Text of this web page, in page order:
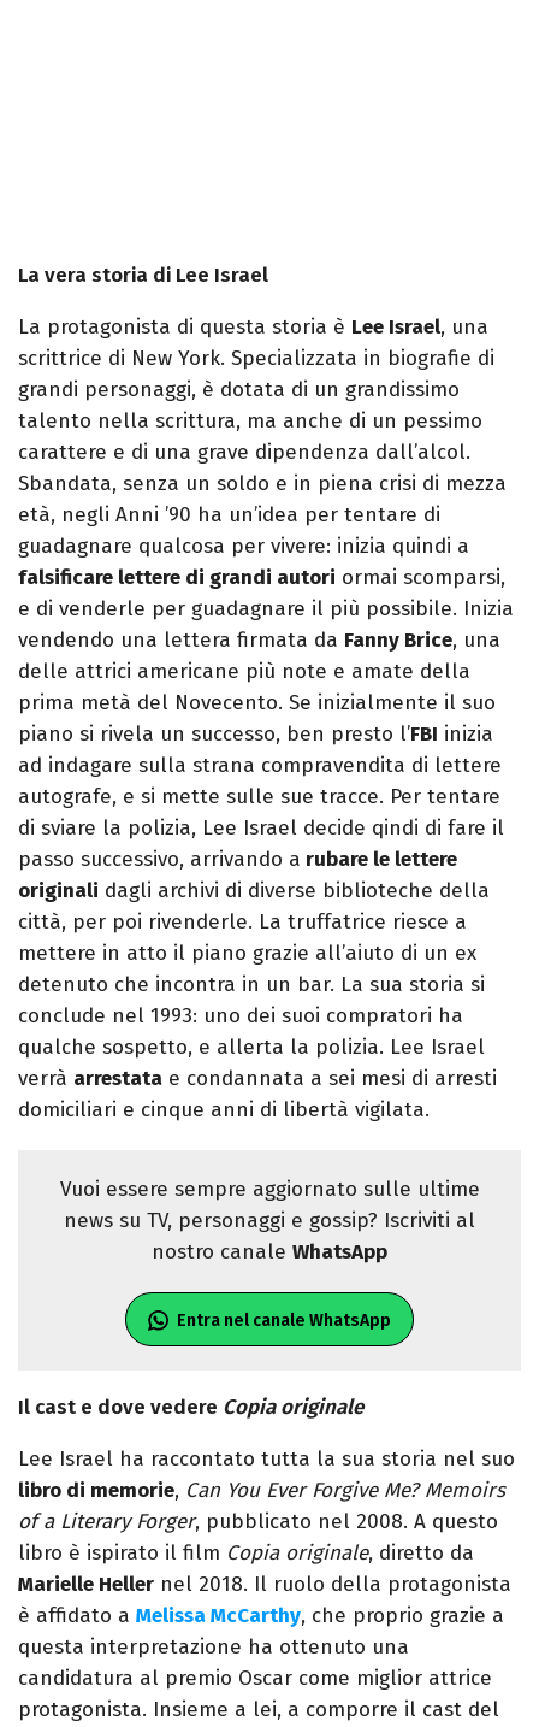
La vera storia di Lee Israel
La protagonista di questa storia è Lee Israel, una
scrittrice di New York. Specializzata in biografie di
grandi personaggi, è dotata di un grandissimo
talento nella scrittura, ma anche di un pessimo
carattere e di una grave dipendenza dall’alcol.
Sbandata, senza un soldo e in piena crisi di mezza
età, negli Anni ’90 ha un’idea per tentare di
guadagnare qualcosa per vivere: inizia quindi a
falsificare lettere di grandi autori ormai scomparsi,
e di venderle per guadagnare il più possibile. Inizia
vendendo una lettera firmata da Fanny Brice, una
delle attrici americane più note e amate della
prima metà del Novecento. Se inizialmente il suo
piano si rivela un successo, ben presto l’FBI inizia
ad indagare sulla strana compravendita di lettere
autografe, e si mette sulle sue tracce. Per tentare
di sviare la polizia, Lee Israel decide qindi di fare il
passo successivo, arrivando a rubare le lettere
originali dagli archivi di diverse biblioteche della
città, per poi rivenderle. La truffatrice riesce a
mettere in atto il piano grazie all’aiuto di un ex
detenuto che incontra in un bar. La sua storia si
conclude nel 1993: uno dei suoi compratori ha
qualche sospetto, e allerta la polizia. Lee Israel
verrà arrestata e condannata a sei mesi di arresti
domiciliari e cinque anni di libertà vigilata.
Vuoi essere sempre aggiornato sulle ultime
news su TV, personaggi e gossip? Iscriviti al
nostro canale WhatsApp
Entra nel canale WhatsApp
Il cast e dove vedere Copia originale
Lee Israel ha raccontato tutta la sua storia nel suo
libro di memorie, Can You Ever Forgive Me? Memoirs
of a Literary Forger, pubblicato nel 2008. A questo
libro è ispirato il film Copia originale, diretto da
Marielle Heller nel 2018. Il ruolo della protagonista
è affidato a Melissa McCarthy, che proprio grazie a
questa interpretazione ha ottenuto una
candidatura al premio Oscar come miglior attrice
protagonista. Insieme a lei, a comporre il cast del